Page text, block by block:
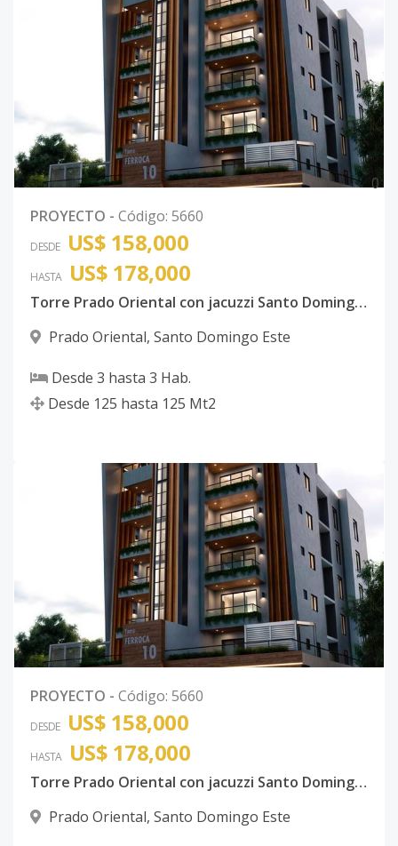
0
PROYECTO - Código: 5660
DESDE US$ 158,000
HASTA US$ 178,000
Torre Prado Oriental con jacuzzi Santo Domingo Este con ancestor
Prado Oriental, Santo Domingo Este
Desde 3 hasta 3 Hab.
Desde 125 hasta 125 Mt2
PROYECTO - Código: 5660
DESDE US$ 158,000
HASTA US$ 178,000
Torre Prado Oriental con jacuzzi Santo Domingo Este con ancestor
Prado Oriental, Santo Domingo Este